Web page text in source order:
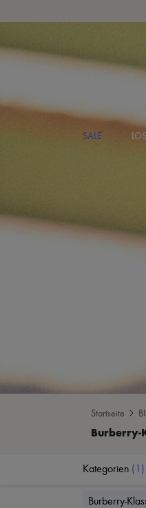
Suchen
SALE
Startseite
Kategorien (1)
Burberry-